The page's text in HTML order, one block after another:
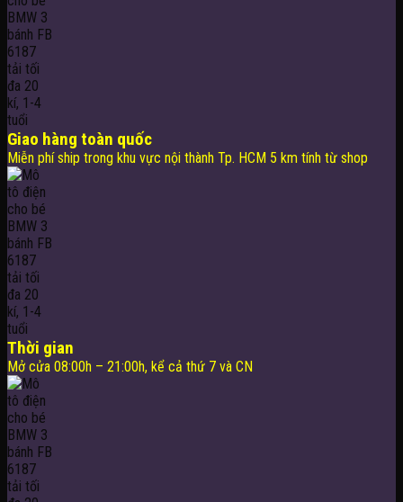
Giao hàng toàn quốc
Miễn phí ship trong khu vực nội thành Tp. HCM 5 km tính từ shop
Thời gian
Mở cửa 08:00h – 21:00h, kể cả thứ 7 và CN